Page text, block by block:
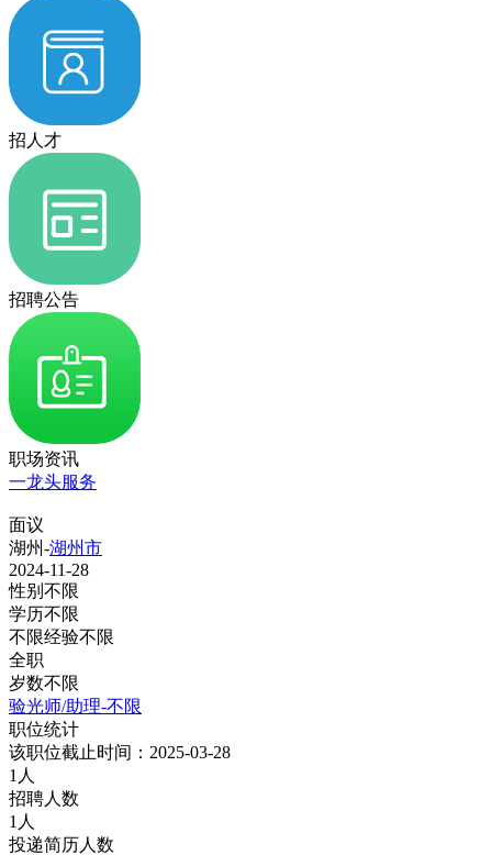
招人才
招聘公告
职场资讯
一龙头服务
面议
湖州-湖州市
2024-11-28
性别不限
学历不限
不限经验不限
全职
岁数不限
验光师/助理-不限
职位统计
该职位截止时间：2025-03-28
1人
招聘人数
1人
投递简历人数